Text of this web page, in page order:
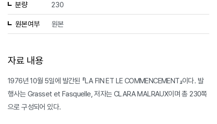
분량 230
원본여부 원본
자료 내용
1976년 10월 5일에 발간된 『LA FIN ET LE COMMENCEMENT』이다. 발
행사는 Grasset et Fasquelle, 저자는 CLARA MALRAUX이며 총 230쪽
으로 구성되어 있다.